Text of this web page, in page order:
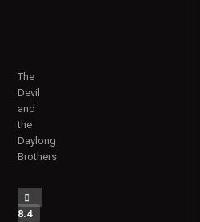
The
Devil
and
the
Daylong
Brothers
8.4